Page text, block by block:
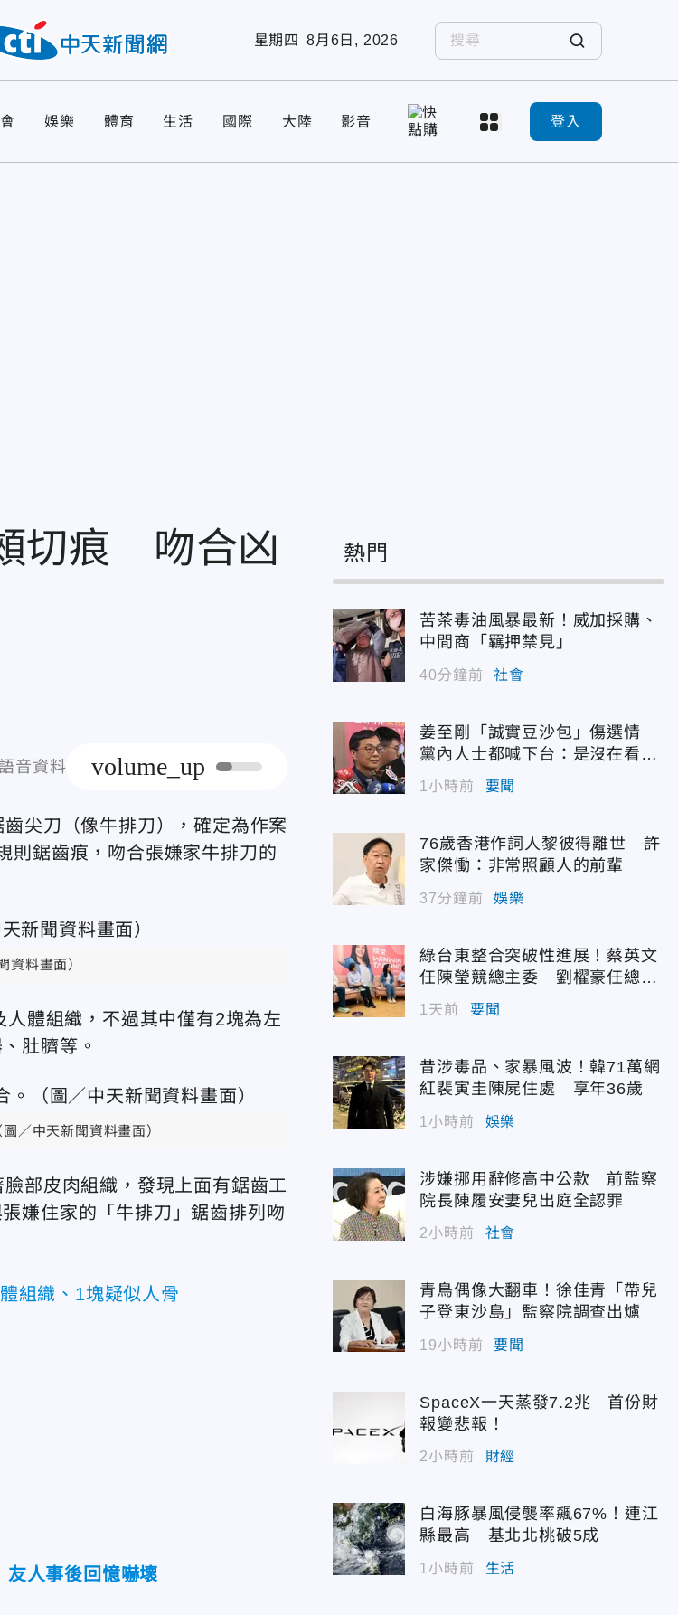
星期四 8月6日, 2026
娛樂 體育 生活 國際 大陸 影音 登入
切痕 吻合凶
音資料 volume_up
尖刀（像牛排刀），確定為作案
則鋸齒痕，吻合張嫌家牛排刀的
資料畫面）
體組織，不過其中僅有2塊為左
肚臍等。
／中天新聞資料畫面）
部皮肉組織，發現上面有鋸齒工
嫌住家的「牛排刀」鋸齒排列吻
組織、1塊疑似人骨
人事後回憶嚇壞
熱門
苦茶毒油風暴最新！威加採購、
中間商「羈押禁見」
40分鐘前 社會
姜至剛「誠實豆沙包」傷選情
黨內人士都喊下台：是沒在看輿
情嗎？
1小時前 要聞
76歲香港作詞人黎彼得離世 許
家傑慟：非常照顧人的前輩
37分鐘前 娛樂
綠台東整合突破性進展！蔡英文
任陳瑩競總主委 劉櫂豪任總幹
1天前 要聞
昔涉毒品、家暴風波！韓71萬網
紅裴寅圭陳屍住處 享年36歲
1小時前 娛樂
涉嫌挪用辭修高中公款 前監察
院長陳履安妻兒出庭全認罪
2小時前 社會
青鳥偶像大翻車！徐佳青「帶兒
子登東沙島」監察院調查出爐
19小時前 要聞
SpaceX一天蒸發7.2兆 首份財
報變悲報！
2小時前 財經
白海豚暴風侵襲率飆67%！連江
縣最高 基北北桃破5成
1小時前 生活